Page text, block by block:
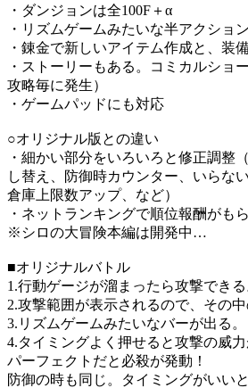
・ダンジョンは全100F＋α
・リズムゲームみたいな半アクショ
・錬金で新しいアイテム作成と、装
・ストーリーもある。コミカルショ
攻略毎に発生）
・ゲームパッドにも対応
○オリジナル版との違い
・細かい部分をいろいろと修正調整
し替え、防御時カウンター、いらな
倉庫上限数アップ、など）
・ネットランキングで順位報酬がも
※シロの大冒険本編は開発中…
■オリジナルバトル
1.行動ゲージが溜まったら攻撃できる
2.攻撃範囲が表示されるので、その中
3.リズムゲームみたいなバーが出る。
4.タイミングよく押せると攻撃の威力
パーフェクトだと必殺が発動！
防御の時も同じ。タイミングがいい